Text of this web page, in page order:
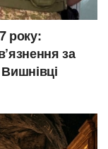
року:
за